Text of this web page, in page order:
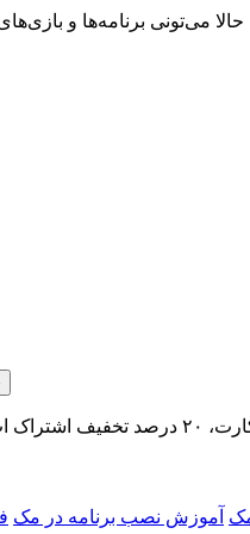
حالا می‌تونی برنامه‌ها و
آموزش نصب برنامه در مک